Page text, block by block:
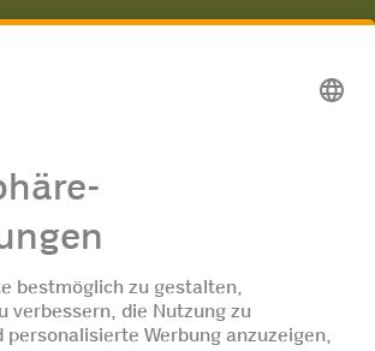
und inklusive Mehrwertsteuer. Unverbindliche
allen (ggf. grösseren) Coop Pronto Shops
Vorrat. Coop Pronto verkauft keinen Alkohol